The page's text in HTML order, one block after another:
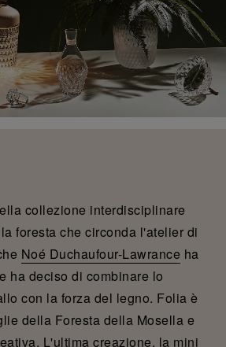
collezione interdisciplinare
foresta che circonda l'atelier di
Noé Duchaufour-Lawrance ha
ha deciso di combinare lo
con la forza del legno. Folia è
della Foresta della Mosella e
L'ultima creazione, la mini